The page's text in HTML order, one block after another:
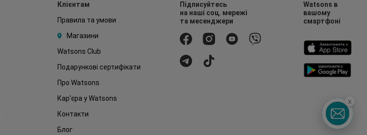
Клієнтам
Правила та умови
Магазини
Watsons Club
Подарункові сертифікати
Про Watsons
Кар'єра у Watsons
Контакти
Блог
Підписуйтесь
на наші соц. мережі
та месенджери
Watsons в
вашому
смартфоні
x